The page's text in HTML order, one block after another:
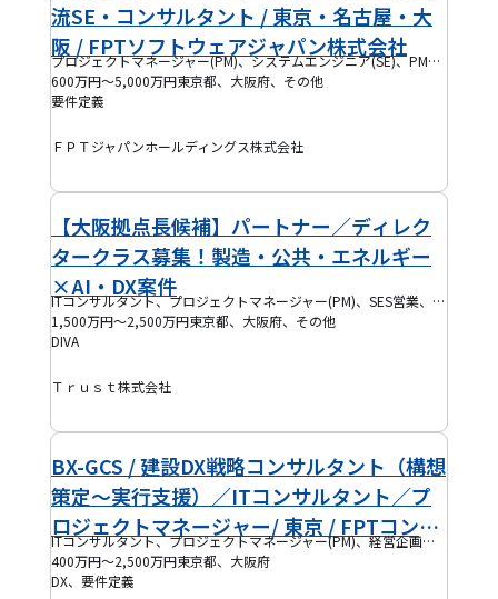
流SE・コンサルタント / 東京・名古屋・大
阪 / FPTソフトウェアジャパン株式会社
プロジェクトマネージャー(PM)、システムエンジニア(SE)、PMO、プロジェクトリーダー(PL)、ブリッジSE
600万円～5,000万円東京都、大阪府、その他
要件定義
ＦＰＴジャパンホールディングス株式会社
【大阪拠点長候補】パートナー／ディレク
タークラス募集！製造・公共・エネルギー
×AI・DX案件
ITコンサルタント、プロジェクトマネージャー(PM)、SES営業、人事・採用、経営企画、EM
1,500万円～2,500万円東京都、大阪府、その他
DIVA
Ｔｒｕｓｔ株式会社
BX-GCS / 建設DX戦略コンサルタント（構想
策定～実行支援）／ITコンサルタント／プ
ロジェクトマネージャー/ 東京 / FPTコンサ
ルティングジャパン
ITコンサルタント、プロジェクトマネージャー(PM)、経営企画、PMO
400万円～2,500万円東京都、大阪府
DX、要件定義